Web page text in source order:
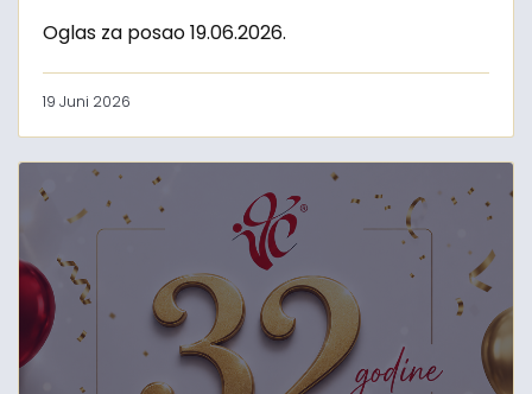
Oglas za posao 19.06.2026.
19 Juni 2026